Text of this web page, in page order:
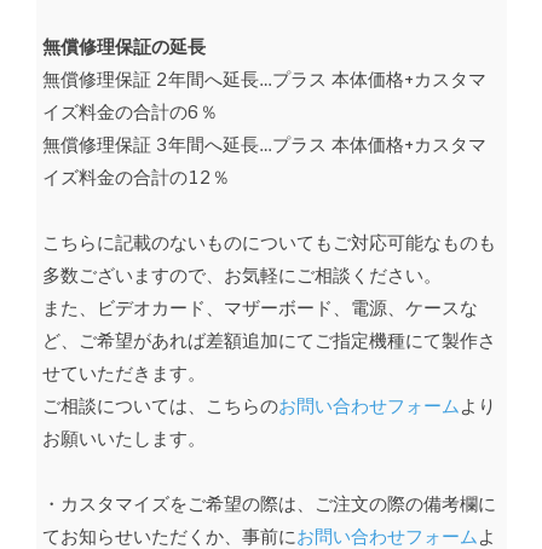
無償修理保証の延長
無償修理保証 2年間へ延長…プラス 本体価格+カスタマ
イズ料金の合計の6％
無償修理保証 3年間へ延長…プラス 本体価格+カスタマ
イズ料金の合計の12％
こちらに記載のないものについてもご対応可能なものも
多数ございますので、お気軽にご相談ください。
また、ビデオカード、マザーボード、電源、ケースな
ど、ご希望があれば差額追加にてご指定機種にて製作さ
せていただきます。
ご相談については、こちらのお問い合わせフォームより
お願いいたします。
・カスタマイズをご希望の際は、ご注文の際の備考欄に
てお知らせいただくか、事前にお問い合わせフォームよ